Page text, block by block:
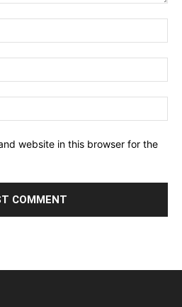
website in this browser for the